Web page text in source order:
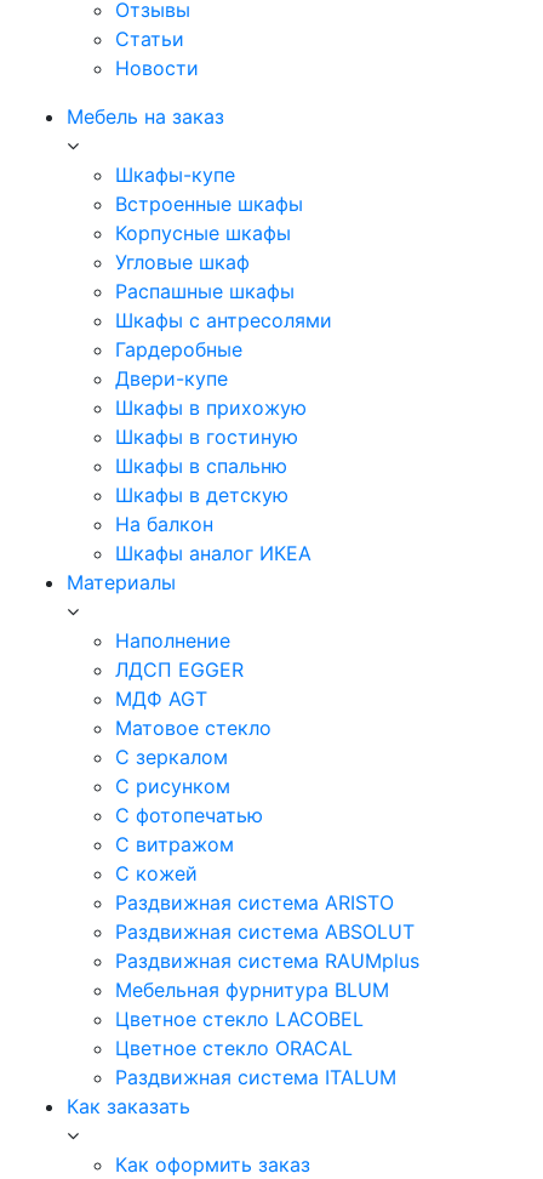
Отзывы
Статьи
Новости
Мебель на заказ
Шкафы-купе
Встроенные шкафы
Корпусные шкафы
Угловые шкаф
Распашные шкафы
Шкафы с антресолями
Гардеробные
Двери-купе
Шкафы в прихожую
Шкафы в гостиную
Шкафы в спальню
Шкафы в детскую
На балкон
Шкафы аналог ИКЕА
Материалы
Наполнение
ЛДСП EGGER
МДФ AGT
Матовое стекло
С зеркалом
С рисунком
С фотопечатью
С витражом
С кожей
Раздвижная система ARISTO
Раздвижная система ABSOLUT
Раздвижная система RAUMplus
Мебельная фурнитура BLUM
Цветное стекло LACOBEL
Цветное стекло ORACAL
Раздвижная система ITALUM
Как заказать
Как оформить заказ